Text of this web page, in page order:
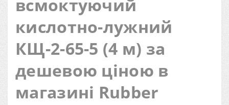
всмоктуючий
кислотно-лужний
КЩ-2-65-5 (4 м) за
дешевою ціною в
магазині Rubber